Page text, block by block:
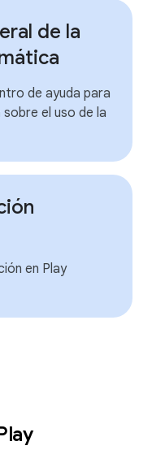
de la
de ayuda para
el uso de la
en Play